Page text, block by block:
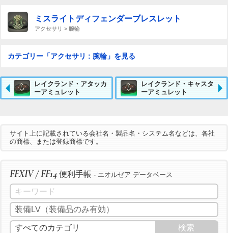
ミスライトディフェンダーブレスレット
アクセサリ > 腕輪
カテゴリー「アクセサリ : 腕輪」を見る
レイクランド・アタッカ
ーアミュレット
レイクランド・キャスタ
ーアミュレット
サイト上に記載されている会社名・製品名・システム名などは、各社
の商標、または登録商標です。
FFXIV / FF14 便利手帳 - エオルゼア データベース